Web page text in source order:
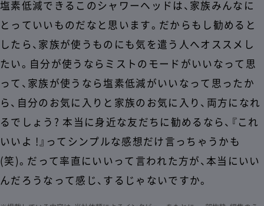
塩素低減できるこのシャワーヘッドは、家族みんなに
とっていいものだなと思います。だからもし勧めると
したら、家族が使うものにも気を遣う人へオススメし
たい。自分が使うならミストのモードがいいなって思
って、家族が使うなら塩素低減がいいなって思ったか
ら、自分のお気に入りと家族のお気に入り、両方になれ
るでしょう? 本当に身近な友だちに勧めるなら、『これ
いいよ !』ってシンプルな感想だけ言っちゃうかも
(笑)。だって率直にいいって言われた方が、本当にいい
んだろうなって感じ、するじゃないですか。